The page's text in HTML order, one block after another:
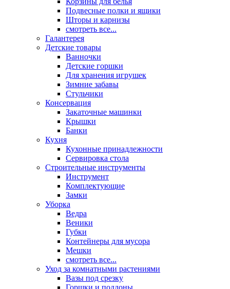
Подвесные полки и ящики
Шторы и карнизы
смотреть все...
Галантерея
Детские товары
Ванночки
Детские горшки
Для хранения игрушек
Зимние забавы
Стульчики
Консервация
Закаточные машинки
Крышки
Банки
Кухня
Кухонные принадлежности
Сервировка стола
Строительные инструменты
Инструмент
Комплектующие
Замки
Уборка
Ведра
Веники
Губки
Контейнеры для мусора
Мешки
смотреть все...
Уход за комнатными растениями
Вазы под срезку
Горшки и поддоны